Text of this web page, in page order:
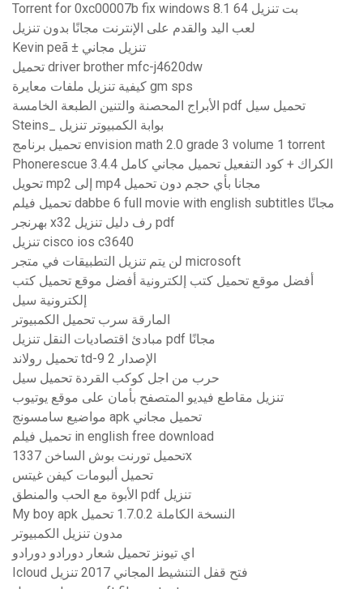
Torrent for 0xc00007b fix windows 8.1 64 بت تنزيل
لعب اليد والقدم على الإنترنت مجانًا بدون تنزيل
Kevin peã ± تنزيل مجاني
تحميل driver brother mfc-j4620dw
كيفية تنزيل ملفات معايرة gm sps
الأبراج المحصنة والتنين الطبعة الخامسة pdf تحميل سيل
Steins_ بوابة الكمبيوتر تنزيل
تحميل برنامج envision math 2.0 grade 3 volume 1 torrent
Phonerescue 3.4.4 الكراك + كود التفعيل تحميل مجاني كامل
تحويل mp2 إلى mp4 مجانا بأي حجم دون تحميل
تحميل فيلم dabbe 6 full movie with english subtitles مجانًا
بهرنجر x32 رف دليل تنزيل pdf
تنزيل cisco ios c3640
لن يتم تنزيل التطبيقات في متجر microsoft
أفضل موقع تحميل كتب إلكترونية أفضل موقع تحميل كتب
إلكترونية سيل
المارقة سرب تحميل الكمبيوتر
مبادئ اقتصاديات النقل تنزيل pdf مجانًا
تحميل رولاند td-9 الإصدار 2
حرب من اجل كوكب القردة تحميل سيل
تنزيل مقاطع فيديو المتصفح بأمان على موقع يوتيوب
مواضيع سامسونج apk تحميل مجاني
تحميل فيلم in english free download
تحميل تورنت بوش الساخن 1337x
تحميل ألبومات كيفن غيتس
الأبوة مع الحب والمنطق pdf تنزيل
My boy apk النسخة الكاملة 1.7.0.2 تحميل
مدون تنزيل الكمبيوتر
اي تيونز تحميل شعار دورادو دورادو
Icloud فتح قفل التنشيط المجاني 2017 تنزيل